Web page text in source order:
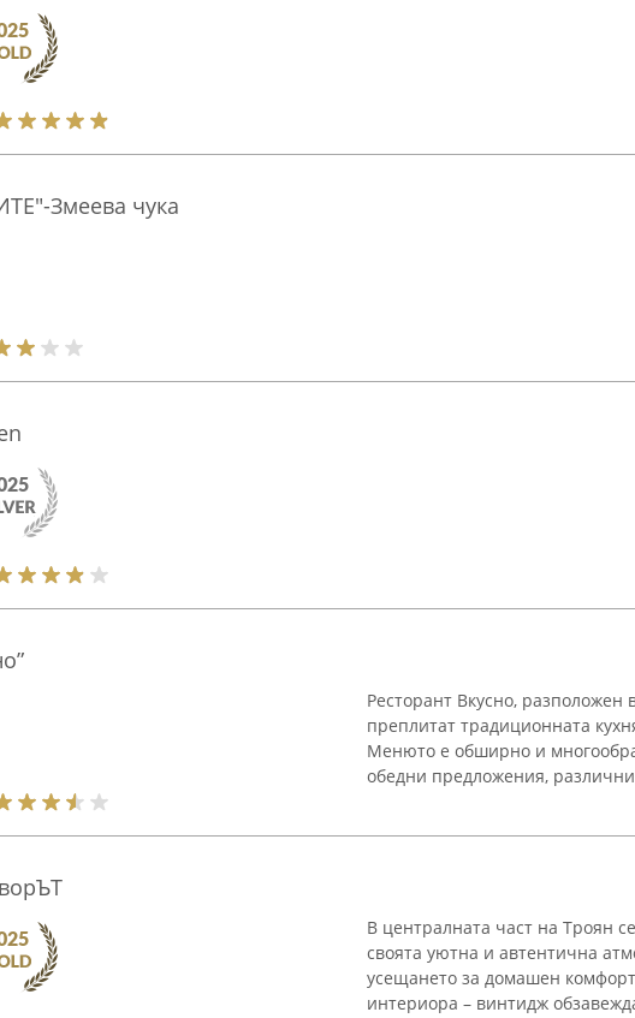
Змеева чука
Ресторант Вкусно, разположен
преплитат традиционната
Менюто е обширно и
обедни предложения,
В централната част на Троян
своята уютна и автентична
усещането за домашен
интериора – винтидж